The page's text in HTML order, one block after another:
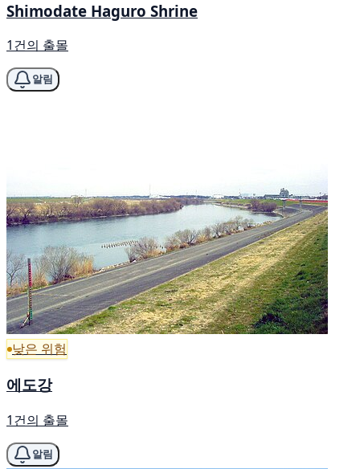
Shimodate Haguro Shrine
1건의 출몰
알림
낮은 위험
에도강
1건의 출몰
알림